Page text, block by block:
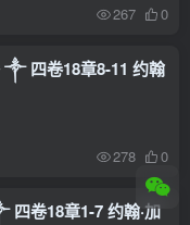
267 0
༒ 四卷18章8-11 约翰
278 0
卷18章1-7 约翰·加